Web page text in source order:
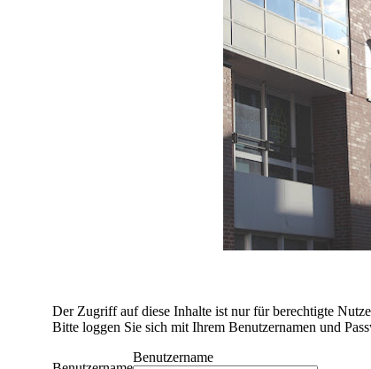
Der Zugriff auf diese Inhalte ist nur für berechtigte
Bitte loggen Sie sich mit Ihrem Benutzernamen und
Benutzername